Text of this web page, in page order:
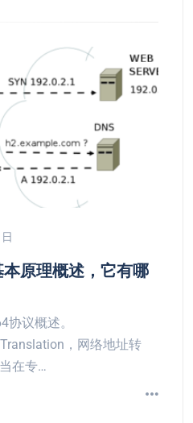
原理概述，它有哪
协议概述。
，网络地址转
在专…